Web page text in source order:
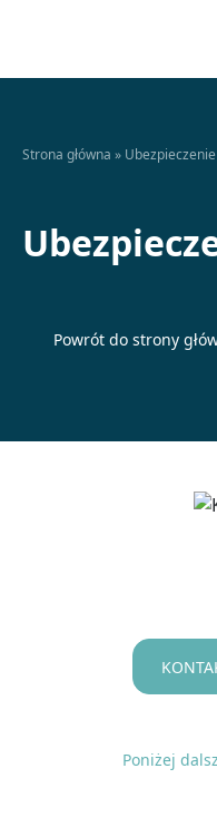
Strona główna »
Powrót do strony
Poniżej